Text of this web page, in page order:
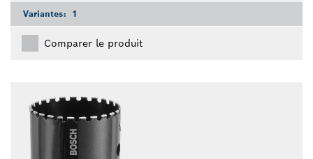
Variantes: 1
Comparer le produit